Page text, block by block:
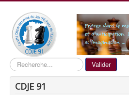
Recherche Valider
CDJE 91